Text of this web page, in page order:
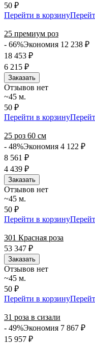
50 ₽
Перейти в корзину
25 премиум роз
- 66%Экономия 12 238 ₽
18 453 ₽
6 215 ₽
Заказать
Отзывов нет
~45 м.
50 ₽
Перейти в корзину
25 роз 60 см
- 48%Экономия 4 122 ₽
8 561 ₽
4 439 ₽
Заказать
Отзывов нет
~45 м.
50 ₽
Перейти в корзину
301 Красная роза
53 347 ₽
Заказать
Отзывов нет
~45 м.
50 ₽
Перейти в корзину
31 роза в сизали
- 49%Экономия 7 867 ₽
15 957 ₽